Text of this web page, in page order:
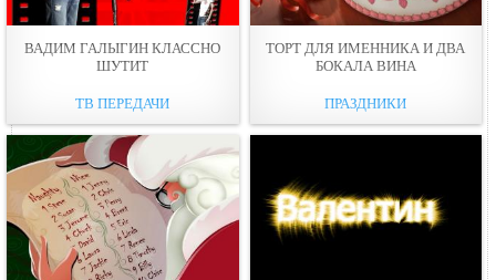
ВАДИМ ГАЛЫГИН КЛАССНО
ШУТИТ
ТВ ПЕРЕДАЧИ
ТОРТ ДЛЯ ИМЕННИКА И ДВА
БОКАЛА ВИНА
ПРАЗДНИКИ